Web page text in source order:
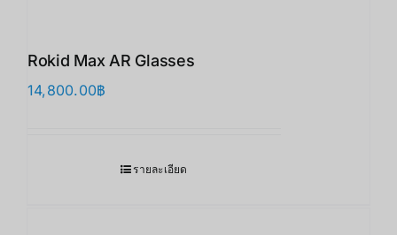
Rokid Max AR Glasses
14,800.00฿
รายละเอียด